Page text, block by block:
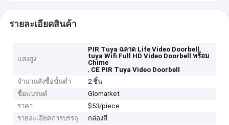
รายละเอียดสินค้า
แสงสูง
PIR Tuya ฉลาด Life Video Doorbell,
tuya Wifi Full HD Video Doorbell พร้อม
Chime
, CE PIR Tuya Video Doorbell
จำนวนสั่งซื้อขั้นต่ำ
2 ชิ้น
ชื่อแบรนด์
Glomarket
ราคา
$53/piece
รายละเอียดการบรรจุ
กล่องสี